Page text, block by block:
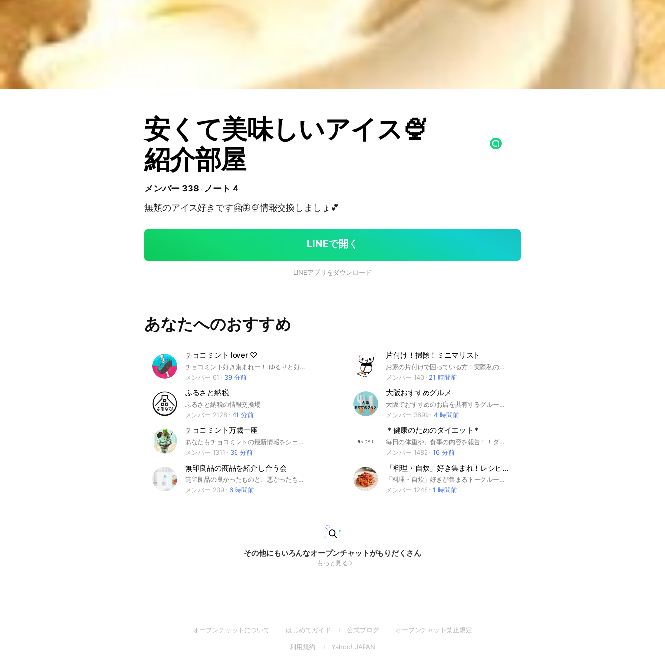
安くて美味しいアイス🍨
紹介部屋
メンバー 338
ノート 4
無類のアイス好きです🤗🦋🍨情報交換しましょ💕
LINEで開く
LINEアプリをダウンロード
あなたへのおすすめ
チョコミント lover ♡
チョコミント好き集まれー！ ゆるりと好きなチョコミントとかを語り合いましょう。 スイーツ、グルメ好きさんも
メンバー 61
39 分前
片付け！掃除！ミニマリスト
お家の片付けで困っている方！実際私の部屋も物ばかりで片付けできてる感じがせず、捨てようにもいつか使うかもでとってばかり、、、みなさんの片付けたい部屋の写真など撮って、お互いにどこを片付けるべきか、いらない物など伝えあって、みんなで断捨離、片付けしてきれいなお部屋を目指しませんか？？
メンバー 140
21 時間前
ふるさと納税
ふるさと納税の情報交換場
メンバー 2128
41 分前
大阪おすすめグルメ
大阪でおすすめのお店を共有するグループ！
メンバー 3899
4 時間前
チョコミント万歳一座
あなたもチョコミントの最新情報をシェアしませんか🍫🌿 共通の趣味で盛り上がれるオープンチャットで、チョコミント仲間とつながろう！😄😄 チョコミント好きな方ならどなたでも気軽に参加下さい ツイッターやインスタのアカウント名など好きな名前で参加できるので是非どうぞ とりあえず参加だけして好きなときにトーク参加しても、投票やイベントのみの参加でも🆗👌 #チョコミント #チョコミン党
メンバー 1311
36 分前
＊健康のためのダイエット＊
毎日の体重や、食事の内容を報告！！ダイエット頑張っている方、一緒に励まし合いながら頑張りましょう #運動 #ストレッチ #筋トレ #食事制限 #情報 #健康 #ダイエット #減量 #痩せる #家で #梅雨 #雨の日 #室内 #お家トレーニング #自宅 #家でできる #体幹 #体重
メンバー 1482
16 分前
無印良品の商品を紹介し合う会
無印良品の良かったものと、悪かったもの、別になんでも無かったものを紹介する会です。
メンバー 239
6 時間前
「料理・自炊」好き集まれ！レシピ・自炊飯共有・レンタルキッチンでオフ会【welps】
「料理・自炊」好きが集まるトークルームです。毎日の自炊レシピや完成画像を共有しましょう！レンタルキッチンでのオフ会など！日々の料理に楽しみを！このチャットはオタクサークルwelpsが運営している誰でも自由に参加可能なチャットです。仲良くなるために定例懇親会やイベント企画をぜひ！
メンバー 1248
1 時間前
その他にもいろんなオープンチャットがもりだくさん
もっと見る
オープンチャットについて
(Openはじめてガイド
(Open
a
公式ブログ
(Openオープンチャット禁止規定(Open
利用規約
(OpenYahoo! JAPAN